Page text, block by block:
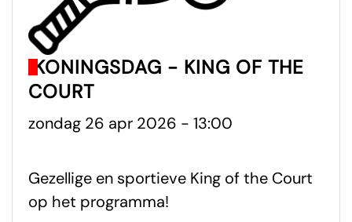
KONINGSDAG - KING OF THE
COURT
zondag 26 apr 2026 - 13:00
Gezellige en sportieve King of the Court
op het programma!